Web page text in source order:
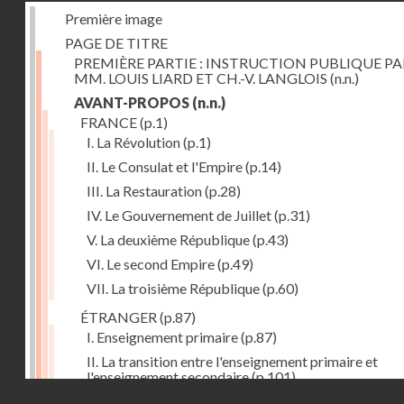
Première image
PAGE DE TITRE
PREMIÈRE PARTIE : INSTRUCTION PUBLIQUE
MM. LOUIS LIARD ET CH.-V. LANGLOIS (n.n.)
AVANT-PROPOS (n.n.)
FRANCE(p.1)
I. La Révolution(p.1)
II. Le Consulat et l'Empire(p.14)
III. La Restauration(p.28)
IV. Le Gouvernement de Juillet(p.31)
V. La deuxième République(p.43)
VI. Le second Empire(p.49)
VII. La troisième République(p.60)
ÉTRANGER (p.87)
I. Enseignement primaire(p.87)
II. La transition entre l'enseignement primaire et
l'enseignement secondaire(p.101)